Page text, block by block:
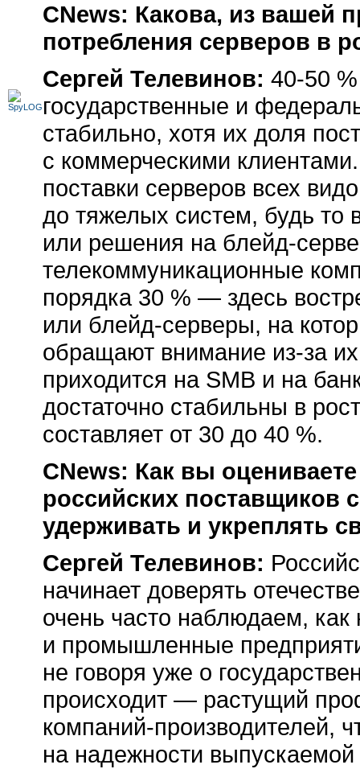
CNews: Какова, из вашей
потребления серверов в
Сергей Телевинов: 40-50 %
государственные и
стабильно, хотя их доля
с коммерческими
поставки серверов всех
до тяжелых систем, будь то
или решения на блейд-
телекоммуникационные
порядка 30 % — здесь
или блейд-серверы, на
обращают внимание из-заих
приходится на SMB и на
достаточно стабильны в
составляет от 30 до 40 %.
CNews: Как вы
российских поставщиков
удерживать и укреплять
Сергей Телевинов:
начинает доверять
очень часто наблюдаем,
и промышленные
не говоря уже о
происходит — растущий
компаний-производителей,
на надежности